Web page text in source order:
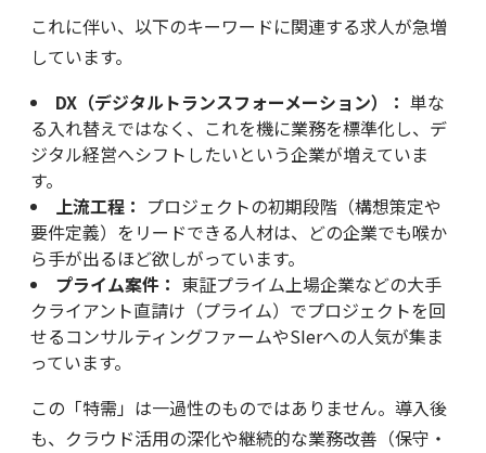
これに伴い、以下のキーワードに関連する求人が急増
しています。
DX（デジタルトランスフォーメーション）： 単な
る入れ替えではなく、これを機に業務を標準化し、デ
ジタル経営へシフトしたいという企業が増えていま
す。
上流工程： プロジェクトの初期段階（構想策定や
要件定義）をリードできる人材は、どの企業でも喉か
ら手が出るほど欲しがっています。
プライム案件： 東証プライム上場企業などの大手
クライアント直請け（プライム）でプロジェクトを回
せるコンサルティングファームやSIerへの人気が集ま
っています。
この「特需」は一過性のものではありません。導入後
も、クラウド活用の深化や継続的な業務改善（保守・